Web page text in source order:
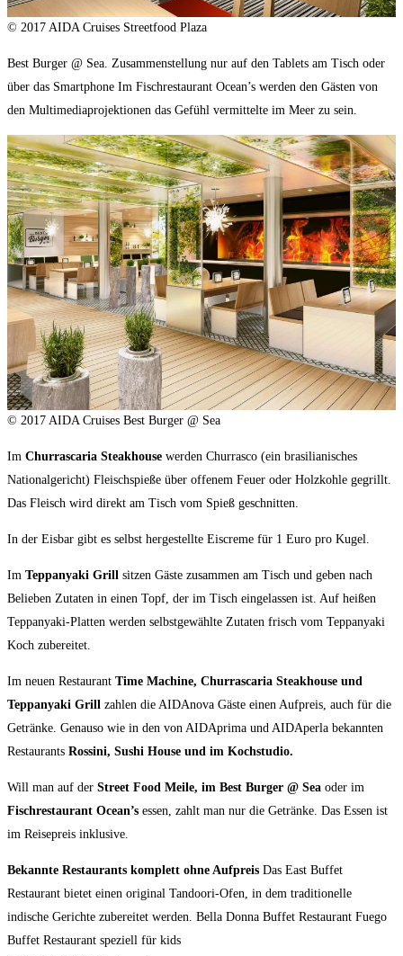
© 2017 AIDA Cruises Streetfood Plaza
Best Burger @ Sea. Zusammenstellung nur auf den Tablets am Tisch oder
über das Smartphone Im Fischrestaurant Ocean’s werden den Gästen von
den Multimediaprojektionen das Gefühl vermittelte im Meer zu sein.
© 2017 AIDA Cruises Best Burger @ Sea
Im Churrascaria Steakhouse werden Churrasco (ein brasilianisches
Nationalgericht) Fleischspieße über offenem Feuer oder Holzkohle gegrillt.
Das Fleisch wird direkt am Tisch vom Spieß geschnitten.
In der Eisbar gibt es selbst hergestellte Eiscreme für 1 Euro pro Kugel.
Im Teppanyaki Grill sitzen Gäste zusammen am Tisch und geben nach
Belieben Zutaten in einen Topf, der im Tisch eingelassen ist. Auf heißen
Teppanyaki-Platten werden selbstgewählte Zutaten frisch vom Teppanyaki
Koch zubereitet.
Im neuen Restaurant Time Machine, Churrascaria Steakhouse und
Teppanyaki Grill zahlen die AIDAnova Gäste einen Aufpreis, auch für die
Getränke. Genauso wie in den von AIDAprima und AIDAperla bekannten
Restaurants Rossini, Sushi House und im Kochstudio.
Will man auf der Street Food Meile, im Best Burger @ Sea oder im
Fischrestaurant Ocean’s essen, zahlt man nur die Getränke. Das Essen ist
im Reisepreis inklusive.
Bekannte Restaurants komplett ohne Aufpreis Das East Buffet
Restaurant bietet einen original Tandoori-Ofen, in dem traditionelle
indische Gerichte zubereitet werden. Bella Donna Buffet Restaurant Fuego
Buffet Restaurant speziell für kids